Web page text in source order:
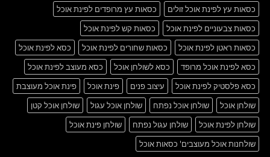
כסאות עץ לפינת אוכל זולים
כסאות עץ מרופדים לפינת אוכל
כסאות צבעוניים לפינת אוכל
כסאות קש לפינת אוכל
כסאות ראטן לפינת אוכל
כסאות שחורים לפינת אוכל
כסא לפינת אוכל
כסא לפינת אוכל מרופד
כסא לשולחן אוכל
כסא מעוצב לפינת אוכל
כסא פלסטיק לפינת אוכל
עיצוב פנים פינת אוכל
פינת אוכל מעוצבת
שולחן אוכל
שולחן אוכל נפתח שולחן אוכל עגול
שולחן אוכל קטן
שולחן לפינת אוכל
שולחן עגול נפתח
שולחן פינת אוכל
שולחנות אוכל מעוצבים' כסאות אוכל